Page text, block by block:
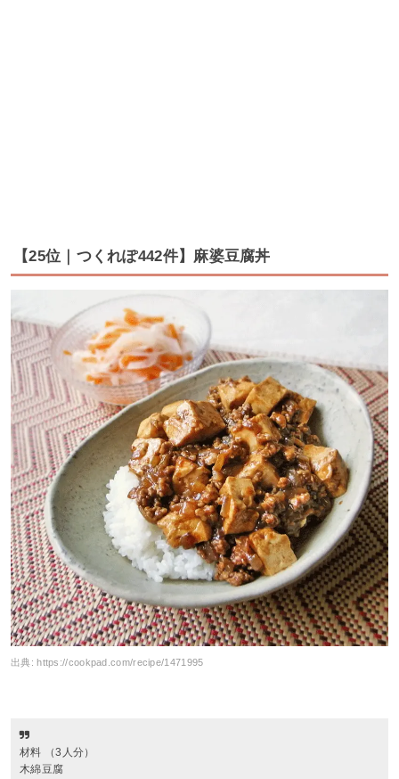
【25位｜つくれぽ442件】麻婆豆腐丼
出典: https://cookpad.com/recipe/1471995
材料 （3人分）
木綿豆腐